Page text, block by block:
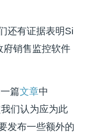
还有证据表明Si
府销售监控软件
篇文章中
们认为应为此
发布一些额外的